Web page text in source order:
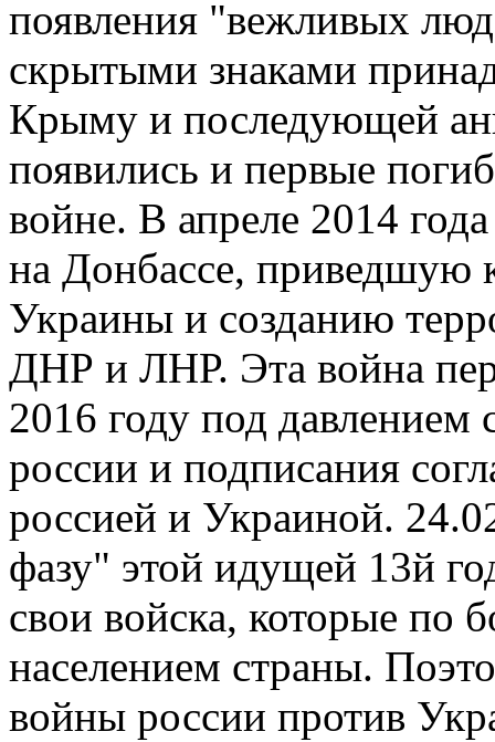
появления "вежливых
скрытыми знаками
Крыму и последующей
появились и первые
войне. В апреле 2014
на Донбассе, приведшую
Украины и созданию
ДНР и ЛНР. Эта война
2016 году под давлением
россии и подписания
россией и Украиной.
фазу" этой идущей 13й
свои войска, которые
населением страны.
войны россии против